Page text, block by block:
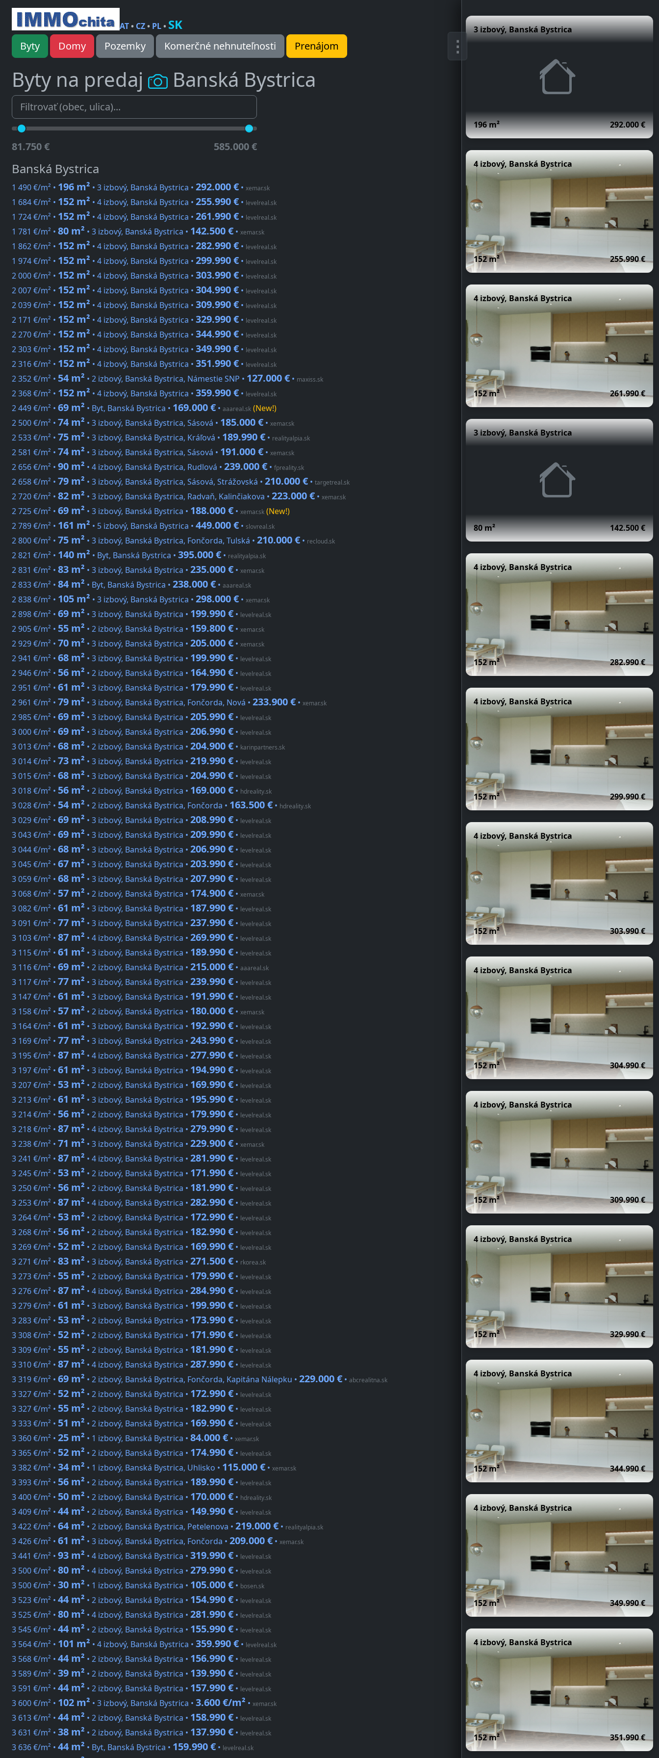
AT• CZ• PL• SK
Byty Domy Pozemky Komerčné nehnuteľnosti Prenájom
Byty na predaj Banská Bystrica
81.750 € 585.000 €
Banská Bystrica
1 490 €/m² • 196 m² • 3 izbový, Banská Bystrica • 292.000 € • xemar.sk
1 684 €/m² • 152 m² • 4 izbový, Banská Bystrica • 255.990 € • levelreal.sk
1 724 €/m² • 152 m² • 4 izbový, Banská Bystrica • 261.990 € • levelreal.sk
1 781 €/m² • 80 m² • 3 izbový, Banská Bystrica • 142.500 € • xemar.sk
1 862 €/m² • 152 m² • 4 izbový, Banská Bystrica • 282.990 € • levelreal.sk
1 974 €/m² • 152 m² • 4 izbový, Banská Bystrica • 299.990 € • levelreal.sk
2 000 €/m² • 152 m² • 4 izbový, Banská Bystrica • 303.990 € • levelreal.sk
2 007 €/m² • 152 m² • 4 izbový, Banská Bystrica • 304.990 € • levelreal.sk
2 039 €/m² • 152 m² • 4 izbový, Banská Bystrica • 309.990 € • levelreal.sk
2 171 €/m² • 152 m² • 4 izbový, Banská Bystrica • 329.990 € • levelreal.sk
2 270 €/m² • 152 m² • 4 izbový, Banská Bystrica • 344.990 € • levelreal.sk
2 303 €/m² • 152 m² • 4 izbový, Banská Bystrica • 349.990 € • levelreal.sk
2 316 €/m² • 152 m² • 4 izbový, Banská Bystrica • 351.990 € • levelreal.sk
2 352 €/m² • 54 m² • 2 izbový, Banská Bystrica, Námestie SNP • 127.000 € • maxiss.sk
2 368 €/m² • 152 m² • 4 izbový, Banská Bystrica • 359.990 € • levelreal.sk
2 449 €/m² • 69 m² • Byt, Banská Bystrica • 169.000 € • aaareal.sk (New!)
2 500 €/m² • 74 m² • 3 izbový, Banská Bystrica, Sásová • 185.000 € • xemar.sk
2 533 €/m² • 75 m² • 3 izbový, Banská Bystrica, Kráľová • 189.990 € • realityalpia.sk
2 581 €/m² • 74 m² • 3 izbový, Banská Bystrica, Sásová • 191.000 € • xemar.sk
2 656 €/m² • 90 m² • 4 izbový, Banská Bystrica, Rudlová • 239.000 € • fpreality.sk
2 658 €/m² • 79 m² • 3 izbový, Banská Bystrica, Sásová, Strážovská • 210.000 € • targetreal.sk
2 720 €/m² • 82 m² • 3 izbový, Banská Bystrica, Radvaň, Kalinčiakova • 223.000 € • xemar.sk
2 725 €/m² • 69 m² • 3 izbový, Banská Bystrica • 188.000 € • xemar.sk (New!)
2 789 €/m² • 161 m² • 5 izbový, Banská Bystrica • 449.000 € • slovreal.sk
2 800 €/m² • 75 m² • 3 izbový, Banská Bystrica, Fončorda, Tulská • 210.000 € • recloud.sk
2 821 €/m² • 140 m² • Byt, Banská Bystrica • 395.000 € • realityalpia.sk
2 831 €/m² • 83 m² • 3 izbový, Banská Bystrica • 235.000 € • xemar.sk
2 833 €/m² • 84 m² • Byt, Banská Bystrica • 238.000 € • aaareal.sk
2 838 €/m² • 105 m² • 3 izbový, Banská Bystrica • 298.000 € • xemar.sk
2 898 €/m² • 69 m² • 3 izbový, Banská Bystrica • 199.990 € • levelreal.sk
2 905 €/m² • 55 m² • 2 izbový, Banská Bystrica • 159.800 € • xemar.sk
2 929 €/m² • 70 m² • 3 izbový, Banská Bystrica • 205.000 € • xemar.sk
2 941 €/m² • 68 m² • 3 izbový, Banská Bystrica • 199.990 € • levelreal.sk
2 946 €/m² • 56 m² • 2 izbový, Banská Bystrica • 164.990 € • levelreal.sk
2 951 €/m² • 61 m² • 3 izbový, Banská Bystrica • 179.990 € • levelreal.sk
2 961 €/m² • 79 m² • 3 izbový, Banská Bystrica, Fončorda, Nová • 233.900 € • xemar.sk
2 985 €/m² • 69 m² • 3 izbový, Banská Bystrica • 205.990 € • levelreal.sk
3 000 €/m² • 69 m² • 3 izbový, Banská Bystrica • 206.990 € • levelreal.sk
3 013 €/m² • 68 m² • 2 izbový, Banská Bystrica • 204.900 € • karinpartners.sk
3 014 €/m² • 73 m² • 3 izbový, Banská Bystrica • 219.990 € • levelreal.sk
3 015 €/m² • 68 m² • 3 izbový, Banská Bystrica • 204.990 € • levelreal.sk
3 018 €/m² • 56 m² • 2 izbový, Banská Bystrica • 169.000 € • hdreality.sk
3 028 €/m² • 54 m² • 2 izbový, Banská Bystrica, Fončorda • 163.500 € • hdreality.sk
3 029 €/m² • 69 m² • 3 izbový, Banská Bystrica • 208.990 € • levelreal.sk
3 043 €/m² • 69 m² • 3 izbový, Banská Bystrica • 209.990 € • levelreal.sk
3 044 €/m² • 68 m² • 3 izbový, Banská Bystrica • 206.990 € • levelreal.sk
3 045 €/m² • 67 m² • 3 izbový, Banská Bystrica • 203.990 € • levelreal.sk
3 059 €/m² • 68 m² • 3 izbový, Banská Bystrica • 207.990 € • levelreal.sk
3 068 €/m² • 57 m² • 2 izbový, Banská Bystrica • 174.900 € • xemar.sk
3 082 €/m² • 61 m² • 3 izbový, Banská Bystrica • 187.990 € • levelreal.sk
3 091 €/m² • 77 m² • 3 izbový, Banská Bystrica • 237.990 € • levelreal.sk
3 103 €/m² • 87 m² • 4 izbový, Banská Bystrica • 269.990 € • levelreal.sk
3 115 €/m² • 61 m² • 3 izbový, Banská Bystrica • 189.990 € • levelreal.sk
3 116 €/m² • 69 m² • 2 izbový, Banská Bystrica • 215.000 € • aaareal.sk
3 117 €/m² • 77 m² • 3 izbový, Banská Bystrica • 239.990 € • levelreal.sk
3 147 €/m² • 61 m² • 3 izbový, Banská Bystrica • 191.990 € • levelreal.sk
3 158 €/m² • 57 m² • 2 izbový, Banská Bystrica • 180.000 € • xemar.sk
3 164 €/m² • 61 m² • 3 izbový, Banská Bystrica • 192.990 € • levelreal.sk
3 169 €/m² • 77 m² • 3 izbový, Banská Bystrica • 243.990 € • levelreal.sk
3 195 €/m² • 87 m² • 4 izbový, Banská Bystrica • 277.990 € • levelreal.sk
3 197 €/m² • 61 m² • 3 izbový, Banská Bystrica • 194.990 € • levelreal.sk
3 207 €/m² • 53 m² • 2 izbový, Banská Bystrica • 169.990 € • levelreal.sk
3 213 €/m² • 61 m² • 3 izbový, Banská Bystrica • 195.990 € • levelreal.sk
3 214 €/m² • 56 m² • 2 izbový, Banská Bystrica • 179.990 € • levelreal.sk
3 218 €/m² • 87 m² • 4 izbový, Banská Bystrica • 279.990 € • levelreal.sk
3 238 €/m² • 71 m² • 3 izbový, Banská Bystrica • 229.900 € • xemar.sk
3 241 €/m² • 87 m² • 4 izbový, Banská Bystrica • 281.990 € • levelreal.sk
3 245 €/m² • 53 m² • 2 izbový, Banská Bystrica • 171.990 € • levelreal.sk
3 250 €/m² • 56 m² • 2 izbový, Banská Bystrica • 181.990 € • levelreal.sk
3 253 €/m² • 87 m² • 4 izbový, Banská Bystrica • 282.990 € • levelreal.sk
3 264 €/m² • 53 m² • 2 izbový, Banská Bystrica • 172.990 € • levelreal.sk
3 268 €/m² • 56 m² • 2 izbový, Banská Bystrica • 182.990 € • levelreal.sk
3 269 €/m² • 52 m² • 2 izbový, Banská Bystrica • 169.990 € • levelreal.sk
3 271 €/m² • 83 m² • 3 izbový, Banská Bystrica • 271.500 € • rkorea.sk
3 273 €/m² • 55 m² • 2 izbový, Banská Bystrica • 179.990 € • levelreal.sk
3 276 €/m² • 87 m² • 4 izbový, Banská Bystrica • 284.990 € • levelreal.sk
3 279 €/m² • 61 m² • 3 izbový, Banská Bystrica • 199.990 € • levelreal.sk
3 283 €/m² • 53 m² • 2 izbový, Banská Bystrica • 173.990 € • levelreal.sk
3 308 €/m² • 52 m² • 2 izbový, Banská Bystrica • 171.990 € • levelreal.sk
3 309 €/m² • 55 m² • 2 izbový, Banská Bystrica • 181.990 € • levelreal.sk
3 310 €/m² • 87 m² • 4 izbový, Banská Bystrica • 287.990 € • levelreal.sk
3 319 €/m² • 69 m² • 2 izbový, Banská Bystrica, Fončorda, Kapitána Nálepku • 229.000 € • abcrealitna.sk
3 327 €/m² • 52 m² • 2 izbový, Banská Bystrica • 172.990 € • levelreal.sk
3 327 €/m² • 55 m² • 2 izbový, Banská Bystrica • 182.990 € • levelreal.sk
3 333 €/m² • 51 m² • 2 izbový, Banská Bystrica • 169.990 € • levelreal.sk
3 360 €/m² • 25 m² • 1 izbový, Banská Bystrica • 84.000 € • xemar.sk
3 365 €/m² • 52 m² • 2 izbový, Banská Bystrica • 174.990 € • levelreal.sk
3 382 €/m² • 34 m² • 1 izbový, Banská Bystrica, Uhlisko • 115.000 € • xemar.sk
3 393 €/m² • 56 m² • 2 izbový, Banská Bystrica • 189.990 € • levelreal.sk
3 400 €/m² • 50 m² • 2 izbový, Banská Bystrica • 170.000 € • hdreality.sk
3 409 €/m² • 44 m² • 2 izbový, Banská Bystrica • 149.990 € • levelreal.sk
3 422 €/m² • 64 m² • 2 izbový, Banská Bystrica, Petelenova • 219.000 € • realityalpia.sk
3 426 €/m² • 61 m² • 3 izbový, Banská Bystrica, Fončorda • 209.000 € • xemar.sk
3 441 €/m² • 93 m² • 4 izbový, Banská Bystrica • 319.990 € • levelreal.sk
3 500 €/m² • 80 m² • 4 izbový, Banská Bystrica • 279.990 € • levelreal.sk
3 500 €/m² • 30 m² • 1 izbový, Banská Bystrica • 105.000 € • bosen.sk
3 523 €/m² • 44 m² • 2 izbový, Banská Bystrica • 154.990 € • levelreal.sk
3 525 €/m² • 80 m² • 4 izbový, Banská Bystrica • 281.990 € • levelreal.sk
3 545 €/m² • 44 m² • 2 izbový, Banská Bystrica • 155.990 € • levelreal.sk
3 564 €/m² • 101 m² • 4 izbový, Banská Bystrica • 359.990 € • levelreal.sk
3 568 €/m² • 44 m² • 2 izbový, Banská Bystrica • 156.990 € • levelreal.sk
3 589 €/m² • 39 m² • 2 izbový, Banská Bystrica • 139.990 € • levelreal.sk
3 591 €/m² • 44 m² • 2 izbový, Banská Bystrica • 157.990 € • levelreal.sk
3 600 €/m² • 102 m² • 3 izbový, Banská Bystrica • 3.600 €/m² • xemar.sk
3 613 €/m² • 44 m² • 2 izbový, Banská Bystrica • 158.990 € • levelreal.sk
3 631 €/m² • 38 m² • 2 izbový, Banská Bystrica • 137.990 € • levelreal.sk
3 636 €/m² • 44 m² • Byt, Banská Bystrica • 159.990 € • levelreal.sk